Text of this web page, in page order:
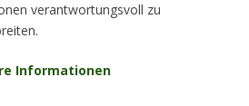
verantwortungsvoll zu
Informationen